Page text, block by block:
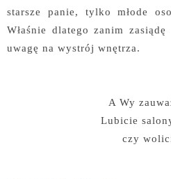
starsze panie, tylko młode
Właśnie dlatego zanim
uwagę na wystrój wnętrza.
A Wy
Lubicie
czy